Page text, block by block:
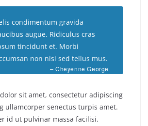
condimentum gravida
augue. Ridiculus cras
tincidunt et. Morbi
non nisi sed tellus mus.
– Cheyenne George
sit amet, consectetur adipiscing
ullamcorper senectus turpis amet.
id ut pulvinar massa facilisi.